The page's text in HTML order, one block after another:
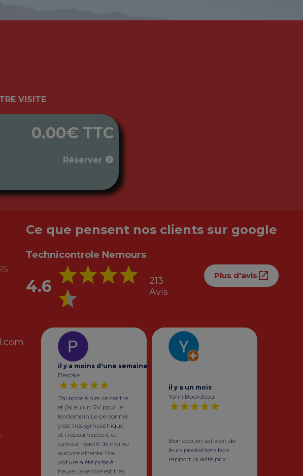
VISITE
0.00€ TTC
Réserver
Ce que pensent nos clients sur google
Technicontrole Nemours
4.6
213
Avis
Plus d'avis
il y a moins d'une semaine
Pascale
J’ai appelé hier ce centre
et j’ai eu un RV pour le
lendemain Le personnel
y est très sympathique
et très compétent et
surtout réactif. Je n'ai eu
aucune attente. Ma
voiture a été prise à l
heure Le centre est très
il y a un mois
Yann Bourdeau
Bon accueil, satisfait de
leurs prestations bon
rapport qualité prix.